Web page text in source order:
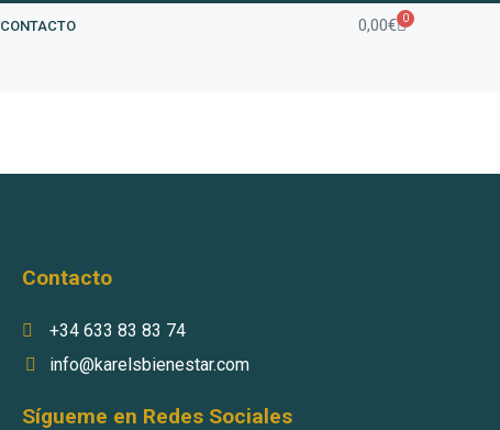
CONTACTO 0,00€ 0
Contacto
+34 633 83 83 74
info@karelsbienestar.com
Sígueme en Redes Sociales